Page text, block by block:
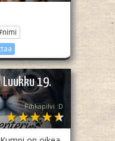
19.
Pihkapilvi :D